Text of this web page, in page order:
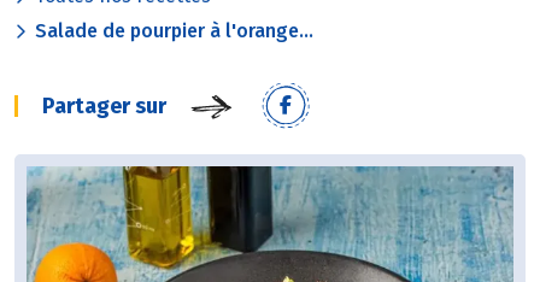
Salade de pourpier à l'orange...
Partager sur